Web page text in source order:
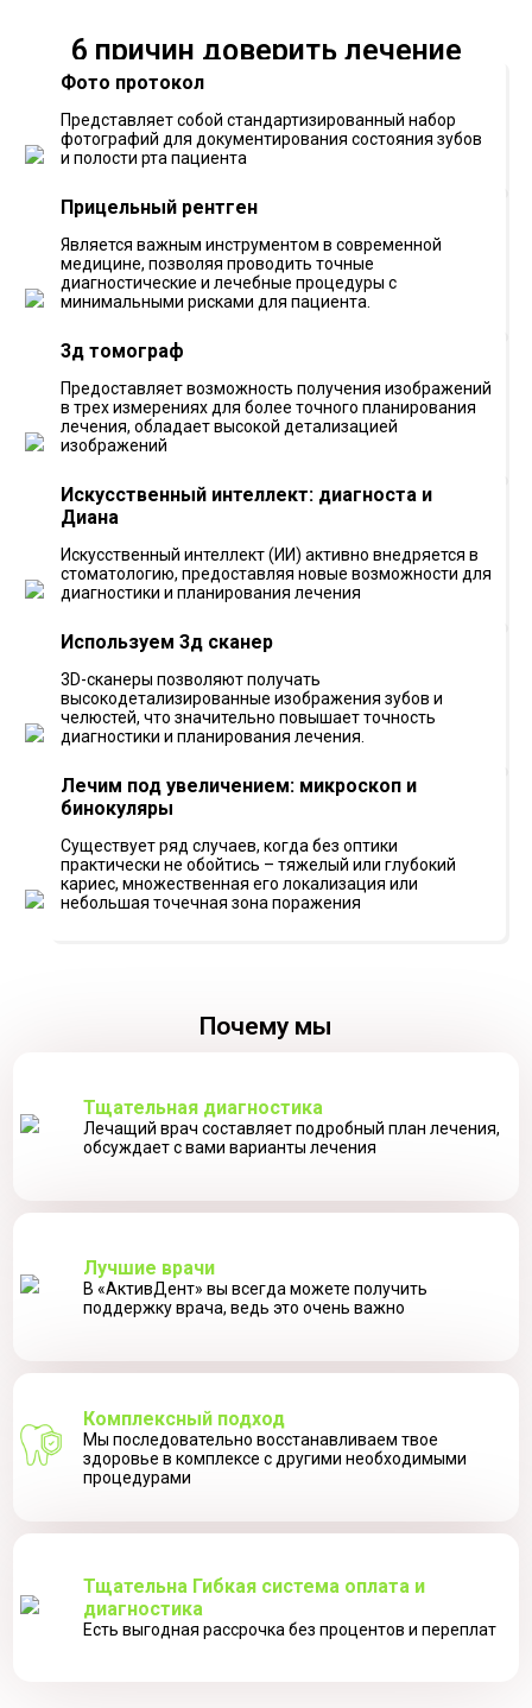
6 причин доверить лечение
АктивДент
Фото протокол
Представляет собой стандартизированный набор
фотографий для документирования состояния зубов
и полости рта пациента
Прицельный рентген
Является важным инструментом в современной
медицине, позволяя проводить точные
диагностические и лечебные процедуры с
минимальными рисками для пациента.
3д томограф
Предоставляет возможность получения изображений
в трех измерениях для более точного планирования
лечения, обладает высокой детализацией
изображений
Искусственный интеллект: диагноста и
Диана
Искусственный интеллект (ИИ) активно внедряется в
стоматологию, предоставляя новые возможности для
диагностики и планирования лечения
Используем 3д сканер
3D-сканеры позволяют получать
высокодетализированные изображения зубов и
челюстей, что значительно повышает точность
диагностики и планирования лечения.
Лечим под увеличением: микроскоп и
бинокуляры
Существует ряд случаев, когда без оптики
практически не обойтись – тяжелый или глубокий
кариес, множественная его локализация или
небольшая точечная зона поражения
Почему мы
Тщательная диагностика
Лечащий врач составляет подробный план лечения,
обсуждает с вами варианты лечения
Лучшие врачи
В «АктивДент» вы всегда можете получить
поддержку врача, ведь это очень важно
Комплексный подход
Мы последовательно восстанавливаем твое
здоровье в комплексе с другими необходимыми
процедурами
Тщательна Гибкая система оплата и
диагностика
Есть выгодная рассрочка без процентов и переплат